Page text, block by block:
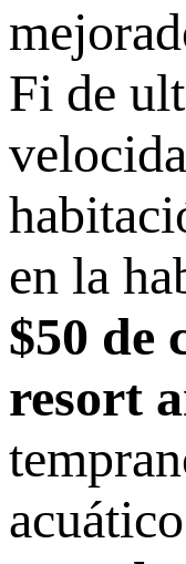
Fi de
en la
$50 de
resort